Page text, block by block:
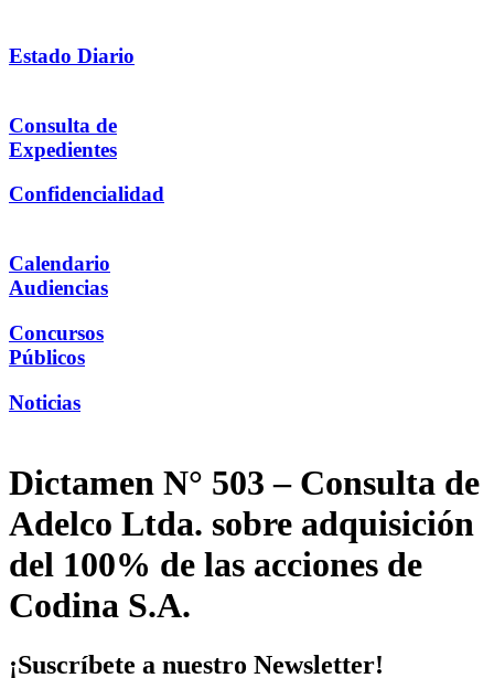
Estado Diario
Consulta de
Expedientes
Confidencialidad
Calendario
Audiencias
Concursos
Públicos
Noticias
Dictamen N° 503 – Consulta de
Adelco Ltda. sobre adquisición
del 100% de las acciones de
Codina S.A.
¡Suscríbete a nuestro Newsletter!